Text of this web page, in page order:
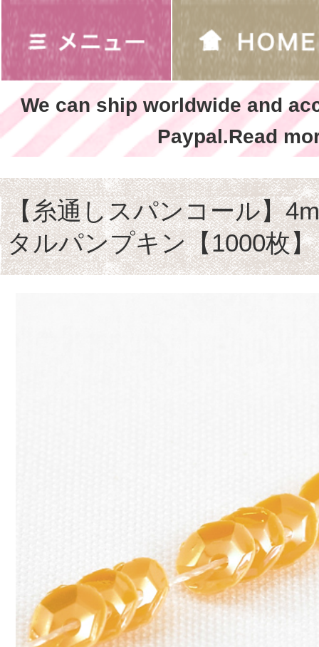
We can ship worldwide and
Paypal.Read
【糸通しスパンコール】
タルパンプキン【1000枚】